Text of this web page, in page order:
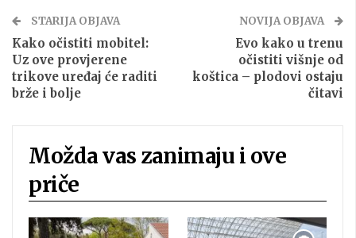
STARIJA OBJAVA
Kako očistiti mobitel:
Uz ove provjerene
trikove uređaj će raditi
brže i bolje
NOVIJA OBJAVA
Evo kako u trenu
očistiti višnje od
koštica – plodovi ostaju
čitavi
Možda vas zanimaju i ove
priče